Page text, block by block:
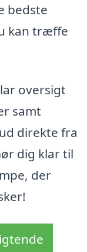
bedste
kan træffe
oversigt
samt
direkte fra
dig klar til
der